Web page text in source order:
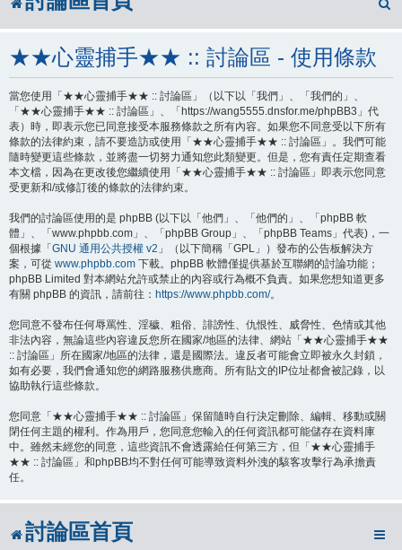
★★心靈捕手★★ :: 討論區 - 使用條款
當您使用「★★心靈捕手★★ :: 討論區」（以下以「我們」、「我們的」、
「★★心靈捕手★★ :: 討論區」、「https://wang5555.dnsfor.me/phpBB3」代
表）時，即表示您已同意接受本服務條款之所有內容。如果您不同意受以下所有
條款的法律約束，請不要造訪或使用「★★心靈捕手★★ :: 討論區」。我們可能
隨時變更這些條款，並將盡一切努力通知您此類變更。但是，您有責任定期查看
本文檔，因為在更改後您繼續使用「★★心靈捕手★★ :: 討論區」即表示您同意
受更新和/或修訂後的條款的法律約束。
我們的討論區使用的是 phpBB (以下以「他們」、「他們的」、「phpBB 軟
體」、「www.phpbb.com」、「phpBB Group」、「phpBB Teams」代表)，一
個根據「 GNU 通用公共授權 v2 」（以下簡稱「GPL」）發布的公告板解決方
案，可從 www.phpbb.com 下載。phpBB 軟體僅提供基於互聯網的討論功能；
phpBB Limited 對本網站允許或禁止的內容或行為概不負責。如果您想知道更多
有關 phpBB 的資訊，請前往： https://www.phpbb.com/。
您同意不發布任何辱罵性、淫穢、粗俗、誹謗性、仇恨性、威脅性、色情或其他
非法內容，無論這些內容違反您所在國家/地區的法律、網站「★★心靈捕手★★
:: 討論區」所在國家/地區的法律，還是國際法。違反者可能會立即被永久封鎖，
如有必要，我們會通知您的網路服務供應商。所有貼文的IP位址都會被記錄，以
協助執行這些條款。
您同意「★★心靈捕手★★ :: 討論區」保留隨時自行決定刪除、編輯、移動或關
閉任何主題的權利。作為用戶，您同意您輸入的任何資訊都可能儲存在資料庫
中。雖然未經您的同意，這些資訊不會透露給任何第三方，但「★★心靈捕手
★★ :: 討論區」和phpBB均不對任何可能導致資料外洩的駭客攻擊行為承擔責
任。
討論區首頁